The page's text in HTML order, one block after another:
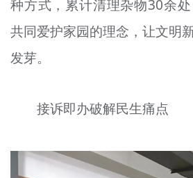
种方式，累计清理杂物30余
共同爱护家园的理念，让文明
发芽。
接诉即办破解民生痛点